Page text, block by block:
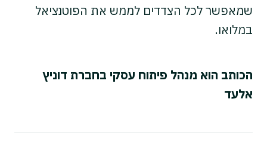
שמאפשר לכל הצדדים לממש את הפוטנציאל
במלואו.
הכותב הוא מנהל פיתוח עסקי בחברת דוניץ
אלעד